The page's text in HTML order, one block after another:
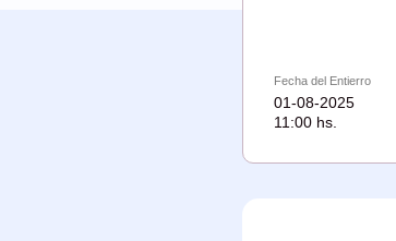
Fecha del Entierro
01-08-2025
11:00 hs.